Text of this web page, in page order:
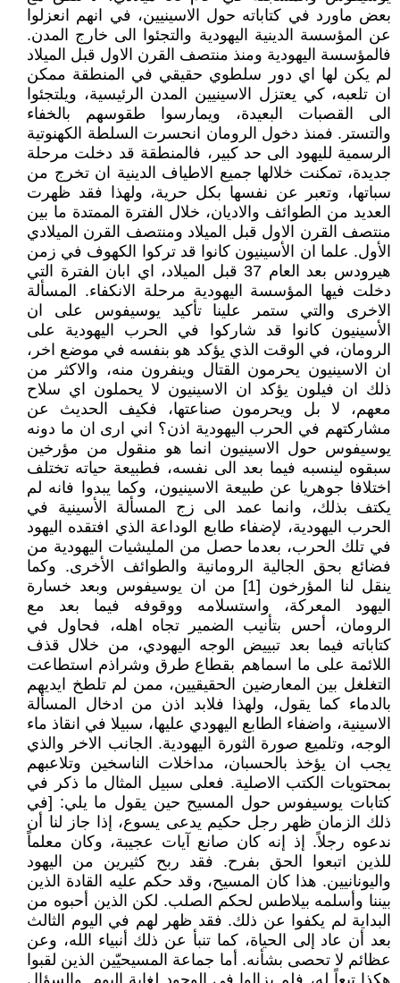
بعض ماورد في كتاباته حول الاسينيين، في انهم انعزلوا
عن المؤسسة الدينية اليهودية والتجئوا الى خارج المدن.
فالمؤسسة اليهودية ومنذ منتصف القرن الاول قبل الميلاد
لم يكن لها اي دور سلطوي حقيقي في المنطقة ممكن
ان تلعبه، كي يعتزل الاسينيين المدن الرئيسية، ويلتجئوا
الى القصبات البعيدة، ويمارسوا طقوسهم بالخفاء
والتستر. فمنذ دخول الرومان انحسرت السلطة الكهنوتية
الرسمية لليهود الى حد كبير، فالمنطقة قد دخلت مرحلة
جديدة، تمكنت خلالها جميع الاطياف الدينية ان تخرج من
سباتها، وتعبر عن نفسها بكل حرية، ولهذا فقد ظهرت
العديد من الطوائف والاديان، خلال الفترة الممتدة ما بين
منتصف القرن الاول قبل الميلاد ومنتصف القرن الميلادي
الأول. علما ان الأسينيون كانوا قد تركوا الكهوف في زمن
هيرودس بعد العام 37 قبل الميلاد، اي ابان الفترة التي
دخلت فيها المؤسسة اليهودية مرحلة الانكفاء. المسألة
الاخرى والتي ستمر علينا تأكيد يوسيفوس على ان
الأسينيون كانوا قد شاركوا في الحرب اليهودية على
الرومان، في الوقت الذي يؤكد هو بنفسه في موضع اخر،
ان الاسينيون يحرمون القتال وينفرون منه، والاكثر من
ذلك ان فيلون يؤكد ان الاسينيون لا يحملون اي سلاح
معهم، لا بل ويحرمون صناعتها، فكيف الحديث عن
مشاركتهم في الحرب اليهودية اذن؟ اني ارى ان ما دونه
يوسيفوس حول الاسينيون انما هو منقول من مؤرخين
سبقوه لينسبه فيما بعد الى نفسه، فطبيعة حياته تختلف
اختلافا جوهريا عن طبيعة الاسينيون، وكما يبدوا فانه لم
يكتف بذلك، وانما عمد الى زج المسألة الأسينية في
الحرب اليهودية، لإضفاء طابع الوداعة الذي افتقده اليهود
في تلك الحرب، بعدما حصل من المليشيات اليهودية من
فضائع بحق الجالية الرومانية والطوائف الأخرى. وكما
ينقل لنا المؤرخون [1] من ان يوسيفوس وبعد خسارة
اليهود المعركة، واستسلامه ووقوفه فيما بعد مع
الرومان، أحس بتأنيب الضمير تجاه اهله، فحاول في
كتاباته فيما بعد تبييض الوجه اليهودي، من خلال قذف
اللائمة على ما اسماهم بقطاع طرق وشراذم استطاعت
التغلغل بين المعارضين الحقيقيين، ممن لم تلطخ ايديهم
بالدماء كما يقول، ولهذا فلابد اذن من ادخال المسألة
الاسينية، واضفاء الطابع اليهودي عليها، سبيلا في انقاذ ماء
الوجه، وتلميع صورة الثورة اليهودية. الجانب الاخر والذي
يجب ان يؤخذ بالحسبان، مداخلات الناسخين وتلاعبهم
بمحتويات الكتب الاصلية. فعلى سبيل المثال ما ذكر في
كتابات يوسيفوس حول المسيح حين يقول ما يلي: [في
ذلك الزمان ظهر رجل حكيم يدعى يسوع، إذا جاز لنا أن
ندعوه رجلاً. إذ إنه كان صانع آيات عجيبة، وكان معلماً
للذين اتبعوا الحق بفرح. فقد ربح كثيرين من اليهود
واليونانيين. هذا كان المسيح، وقد حكم عليه القادة الذين
بيننا وأسلمه بيلاطس لحكم الصلب. لكن الذين أحبوه من
البداية لم يكفوا عن ذلك. فقد ظهر لهم في اليوم الثالث
بعد أن عاد إلى الحياة، كما تنبأ عن ذلك أنبياء الله، وعن
عظائم لا تحصى بشأنه. أما جماعة المسيحيّين الذين لقبوا